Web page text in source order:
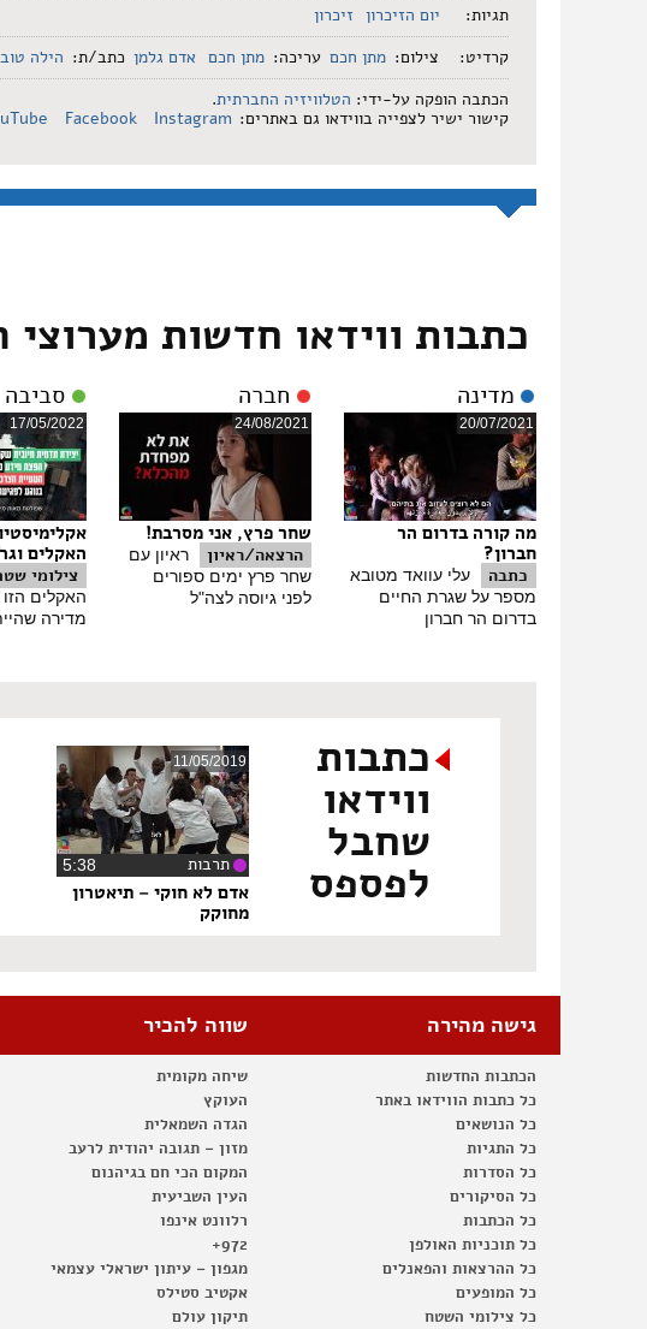
תגיות:
יום הזיכרון זיכרון
קרדיט:
צילום: מתן חכם עריכה: מתן חכם אדם גלמן כתב/ת: הילה טוב
הכתבה הופקה על-ידי: הטלוויזיה החברתית.
קישור ישיר לצפייה בווידאו גם באתרים:
Facebook Instagram
כתבות ווידאו חדשות מערוצי
מדינה
20/07/2021
מה קורה בדרום הר
חברון?
כתבה
עלי עוואד מטובא
מספר על שגרת החיים
בדרום הר חברון
חברה
24/08/2021
שחר פרץ, אני מסרבת!
הרצאה/ראיון
ראיון עם
שחר פרץ ימים ספורים
לפני גיוסה לצה"ל
סביבה
17/05/2022
האקלים
צילומי
האקלים
מדירה
כתבות
ווידאו
שחבל
לפספס
11/05/2019
תרבות
אדם לא חוקי – תיאטרון
מחוקק
גישה מהירה
הכתבות החדשות
כל כתבות הווידאו באתר
כל הנושאים
כל התגיות
כל הסדרות
כל הסיקורים
כל הכתבות
כל תוכניות האולפן
כל ההרצאות והפאנלים
כל המופעים
כל צילומי השטח
שווה להכיר
שיחה מקומית
העוקץ
הגדה השמאלית
מזון – תגובה יהודית לרעב
המקום הכי חם בגיהנום
העין השביעית
רלוונט אינפו
972+
מגפון – עיתון ישראלי עצמאי
אקטיב סטילס
תיקון עולם